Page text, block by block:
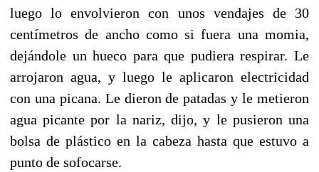
luego lo envolvieron con unos vendajes de 30
centímetros de ancho como si fuera una momia,
dejándole un hueco para que pudiera respirar. Le
arrojaron agua, y luego le aplicaron electricidad
con una picana. Le dieron de patadas y le metieron
agua picante por la nariz, dijo, y le pusieron una
bolsa de plástico en la cabeza hasta que estuvo a
punto de sofocarse.